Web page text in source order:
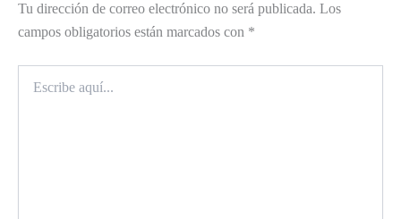
Tu dirección de correo electrónico no será publicada. Los
campos obligatorios están marcados con *
aquí...